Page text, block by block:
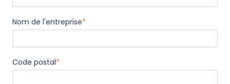
Nom de l'entreprise*
Code postal*